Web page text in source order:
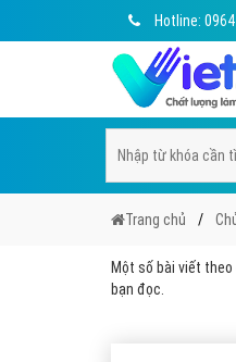
Hotline:
Trang chủ
Một số bài viết theo
bạn đọc.